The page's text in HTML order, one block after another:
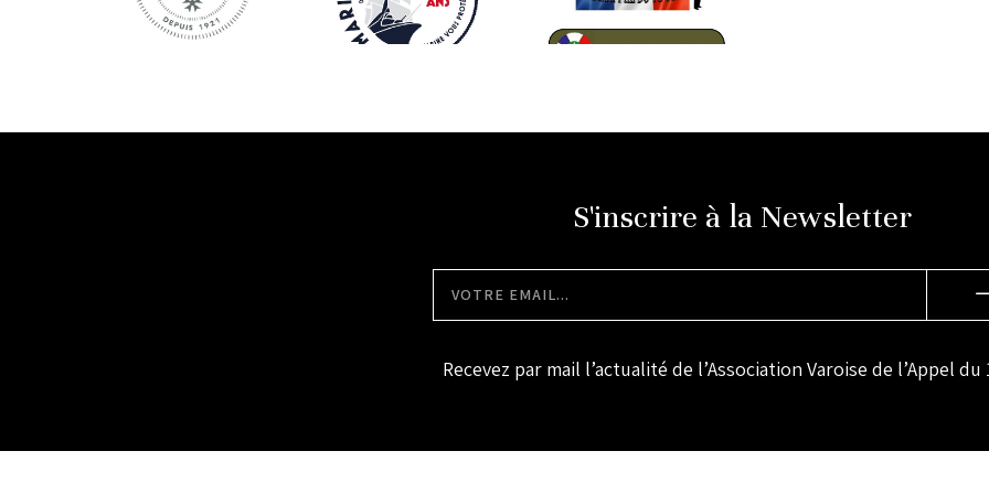
S'inscrire à la Newsletter
Recevez par mail l’actualité de l’Association Varoise de l’Appel du